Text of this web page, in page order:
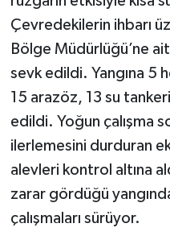
Çevredekilerin ihbarı
Bölge Müdürlüğü’ne
sevk edildi. Yangına 5
15 arazöz, 13 su
edildi. Yoğun çalışma
ilerlemesini durduran
alevleri kontrol altına
zarar gördüğü
çalışmaları sürüyor.